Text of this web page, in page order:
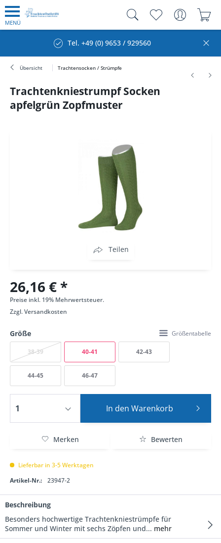
MENÜ
Tel. +49 (0) 9653 / 929560
Übersicht Trachtensocken / Strümpfe
Trachtenkniestrumpf Socken
apfelgrün Zopfmuster
Teilen
26,16 € *
Preise inkl. 19% Mehrwertsteuer.
Zzgl.Versandkosten
Größe Größentabelle
38-39 40-41 42-43
44-45 46-47
In den Warenkorb
Merken Bewerten
Lieferbar in 3-5 Werktagen
Artikel-Nr.:
23947-2
Beschreibung
Besonders hochwertige Trachtenkniestrümpfe für
Sommer und Winter mit sechs Zöpfen und... mehr